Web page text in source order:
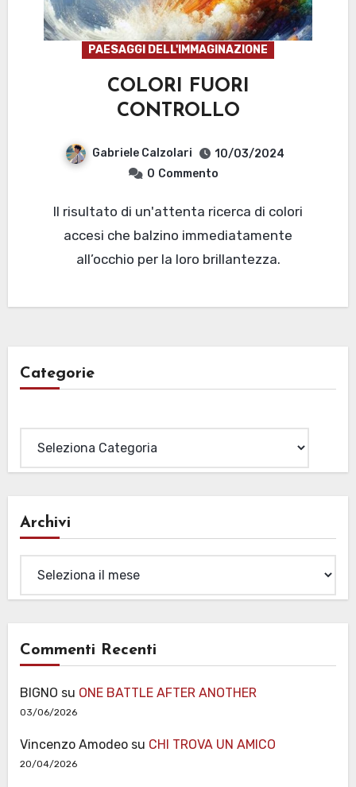
PAESAGGI DELL'IMMAGINAZIONE
COLORI FUORI
CONTROLLO
Gabriele Calzolari
10/03/2024
0 Commento
Il risultato di un'attenta ricerca di colori
accesi che balzino immediatamente
all’occhio per la loro brillantezza.
Categorie
Archivi
Commenti Recenti
BIGNO su ONE BATTLE AFTER ANOTHER
03/06/2026
Vincenzo Amodeosu CHI TROVA UN AMICO
20/04/2026